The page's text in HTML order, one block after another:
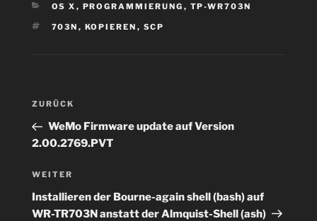
KATEGORIEN
OS X , PROGRAMMIERUNG , TP-WR703N
SCHLAGWÖRTER
703N , KOPIEREN , SCP
Beitragsnavigation
Vorheriger
Beitrag
ZURÜCK
WeMo Firmware update auf Version
2.00.2769.PVT
Nächster
Beitrag
WEITER
Installieren der Bourne-again shell (bash) auf
WR-TR703N anstatt der Almquist-Shell (ash)